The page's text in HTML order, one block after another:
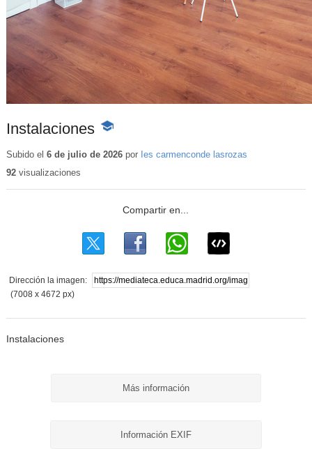
Instalaciones -
educativo
Subido el 6 de julio de 2026por Ies carmenconde lasrozas
92visualizaciones
Dirección la imagen:
(7008 x 4672 px)
Instalaciones
Más información
Información EXIF